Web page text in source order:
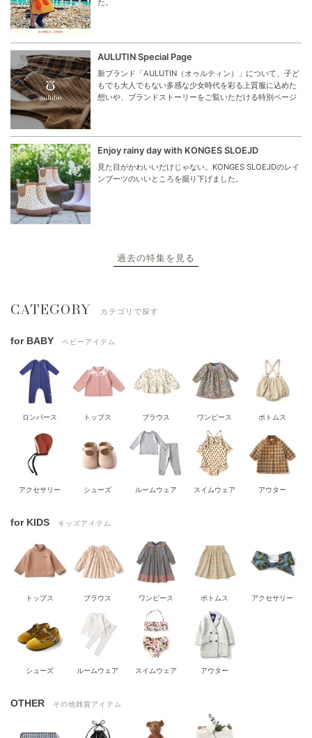
た。
AULUTIN Special Page
新ブランド「AULUTIN（オゥルティン）」について、子ど
もでも大人でもない多感な少女時代を彩る上質服に込めた
想いや、ブランドストーリーをご覧いただける特別ページ
Enjoy rainy day with KONGES SLOEJD
見た目がかわいいだけじゃない。KONGES SLOEJDのレイ
ンブーツのいいところを掘り下げました。
過去の特集を見る
CATEGORY カテゴリで探す
for BABY ベビーアイテム
ロンパース トップス ブラウス ワンピース ボトムス
アクセサリー シューズ ルームウェア スイムウェア アウター
for KIDS キッズアイテム
トップス ブラウス ワンピース ボトムス アクセサリー
シューズ ルームウェア スイムウェア アウター
OTHER その他雑貨アイテム